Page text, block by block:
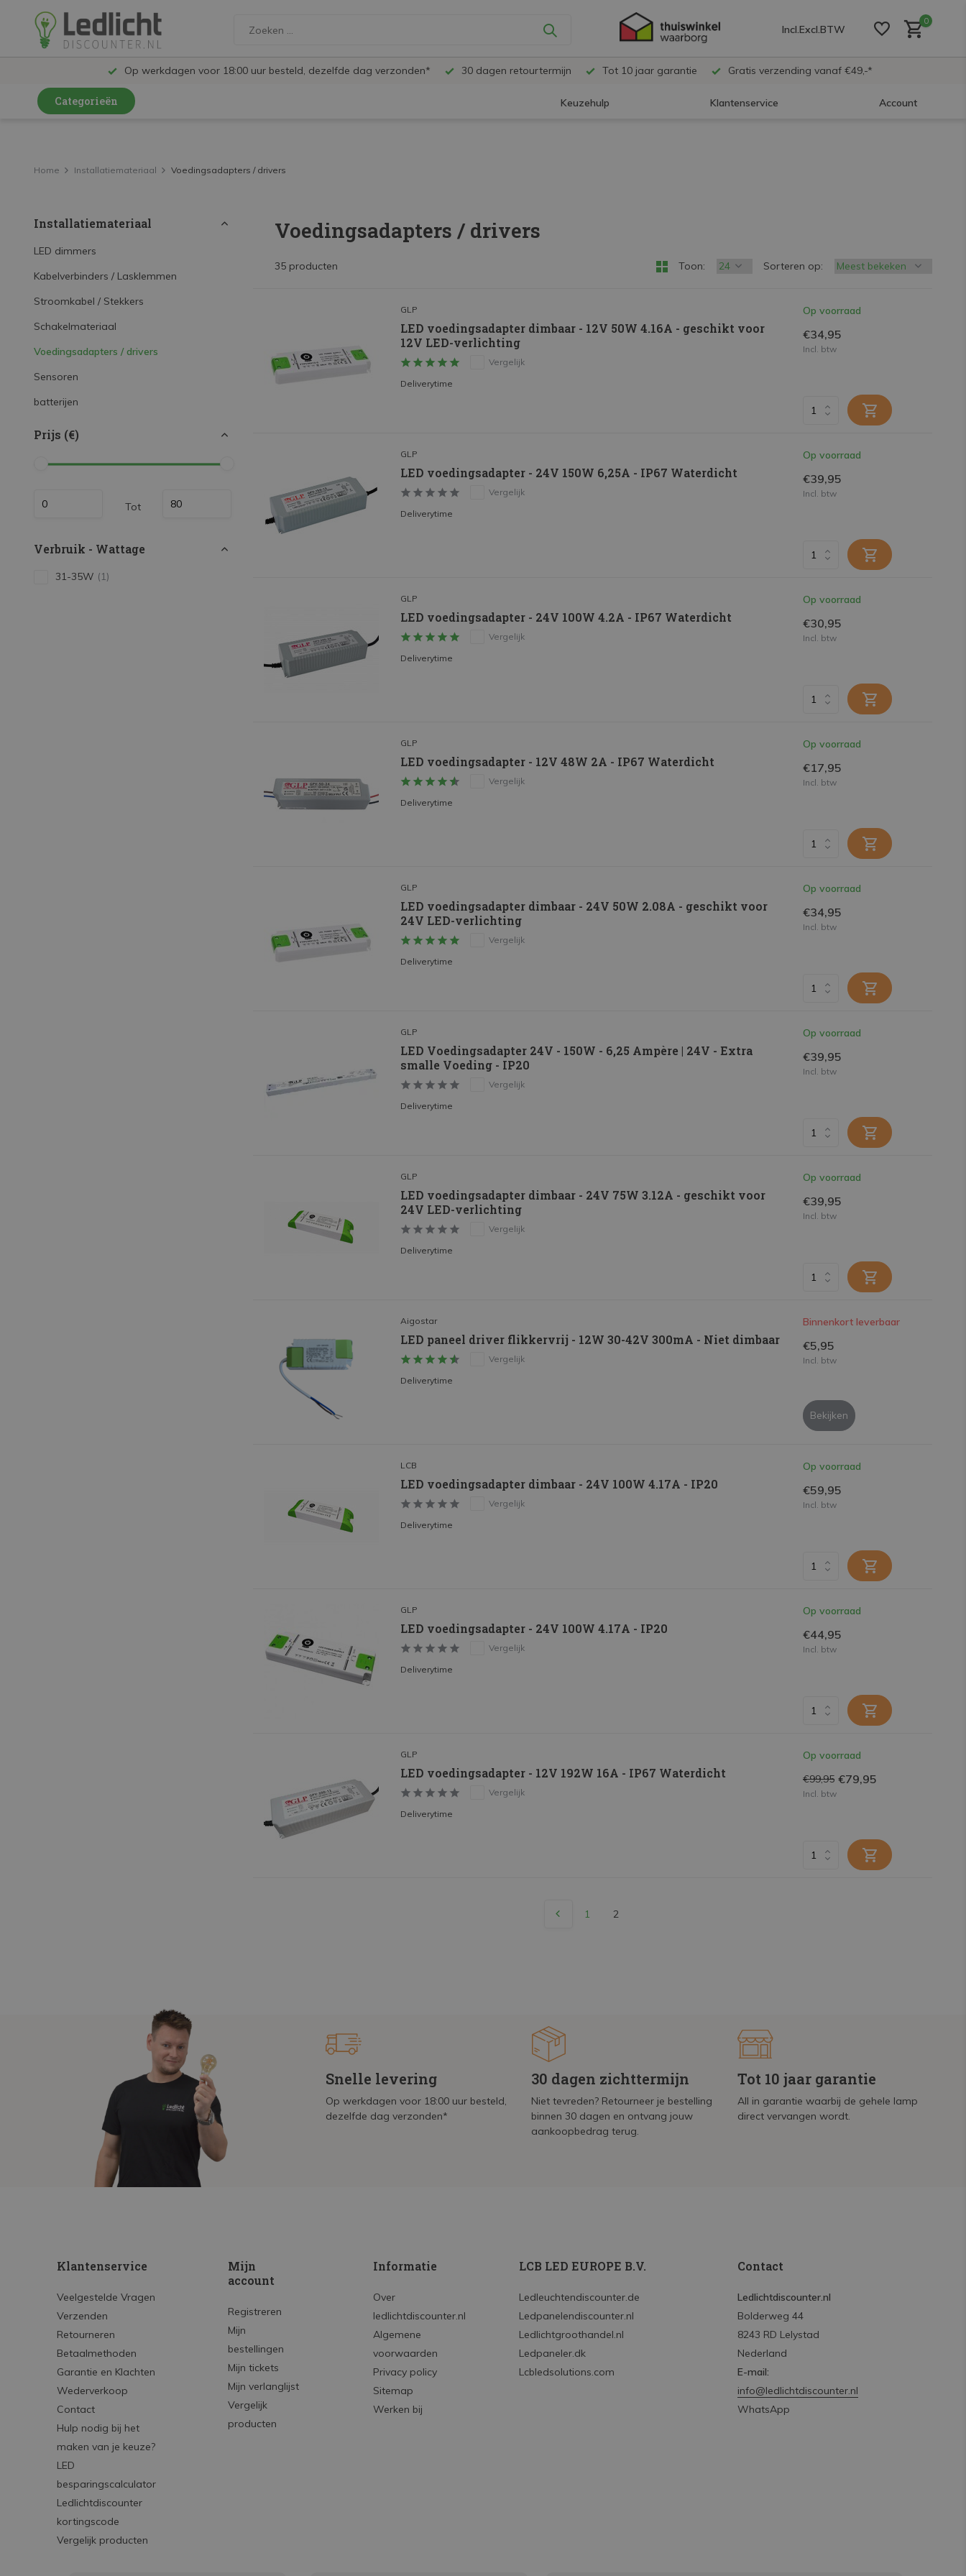
Incl.Excl.BTW
0
Op werkdagen voor 18:00 uur besteld, dezelfde dag verzonden* 30 dagen retourtermijn Tot 10 jaar garantie Gratis verzending vanaf €49,-*
Categorieën Keuzehulp Klantenservice Account
LED Railspots
LED TL
LED Plafondlampen en Wandlampen
LED Schijnwerpers
LED High Bay lampen
LED Strips
Decoratieve verlichting
LED Buitenverlichting
LED Noodverlichting
Installatiemateriaal
LED TL verlichting
Home Installatiemateriaal Voedingsadapters / drivers
Installatiemateriaal
LED dimmers
Kabelverbinders / Lasklemmen
Stroomkabel / Stekkers
Schakelmateriaal
Voedingsadapters / drivers
Sensoren
batterijen
Prijs (€)
Tot
Verbruik - Wattage
31-35W (1)
Voedingsadapters / drivers
35 producten Toon: Sorteren op:
GLP
LED voedingsadapter dimbaar - 12V 50W 4.16A - geschikt voor
12V LED-verlichting
Vergelijk
Deliverytime
Op voorraad
€34,95
Incl. btw
GLP
LED voedingsadapter - 24V 150W 6,25A - IP67 Waterdicht
Vergelijk
Deliverytime
Op voorraad
€39,95
Incl. btw
GLP
LED voedingsadapter - 24V 100W 4.2A - IP67 Waterdicht
Vergelijk
Deliverytime
Op voorraad
€30,95
Incl. btw
GLP
LED voedingsadapter - 12V 48W 2A - IP67 Waterdicht
Vergelijk
Deliverytime
Op voorraad
€17,95
Incl. btw
GLP
LED voedingsadapter dimbaar - 24V 50W 2.08A - geschikt voor
24V LED-verlichting
Vergelijk
Deliverytime
Op voorraad
€34,95
Incl. btw
GLP
LED Voedingsadapter 24V - 150W - 6,25 Ampère | 24V - Extra
smalle Voeding - IP20
Vergelijk
Deliverytime
Op voorraad
€39,95
Incl. btw
GLP
LED voedingsadapter dimbaar - 24V 75W 3.12A - geschikt voor
24V LED-verlichting
Vergelijk
Deliverytime
Op voorraad
€39,95
Incl. btw
Aigostar
LED paneel driver flikkervrij - 12W 30-42V 300mA - Niet dimbaar
Vergelijk
Deliverytime
Binnenkort leverbaar
€5,95
Incl. btw
Bekijken
LCB
LED voedingsadapter dimbaar - 24V 100W 4.17A - IP20
Vergelijk
Deliverytime
Op voorraad
€59,95
Incl. btw
GLP
LED voedingsadapter - 24V 100W 4.17A - IP20
Vergelijk
Deliverytime
Op voorraad
€44,95
Incl. btw
GLP
LED voedingsadapter - 12V 192W 16A - IP67 Waterdicht
Vergelijk
Deliverytime
Op voorraad
€99,95 €79,95
Incl. btw
1 2
Snelle levering
Op werkdagen voor 18:00 uur besteld,
dezelfde dag verzonden*
30 dagen zichttermijn
Niet tevreden? Retourneer je bestelling
binnen 30 dagen en ontvang jouw
aankoopbedrag terug.
Tot 10 jaar garantie
All in garantie waarbij de gehele lamp
direct vervangen wordt.
Klantenservice
Veelgestelde Vragen
Verzenden
Retourneren
Betaalmethoden
Garantie en Klachten
Wederverkoop
Contact
Hulp nodig bij het
maken van je keuze?
LED
besparingscalculator
Ledlichtdiscounter
kortingscode
Vergelijk producten
Mijn
account
Registreren
Mijn
bestellingen
Mijn tickets
Mijn verlanglijst
Vergelijk
producten
Informatie
Over
ledlichtdiscounter.nl
Algemene
voorwaarden
Privacy policy
Sitemap
Werken bij
LCB LED EUROPE B.V.
Ledleuchtendiscounter.de
Ledpanelendiscounter.nl
Ledlichtgroothandel.nl
Ledpaneler.dk
Lcbledsolutions.com
Contact
Ledlichtdiscounter.nl
Bolderweg 44
8243 RD Lelystad
Nederland
E-mail:
info@ledlichtdiscounter.nl
WhatsApp